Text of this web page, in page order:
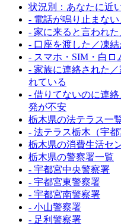
状況別：あなたに近
- 電話が鳴り止まな
- 家に来ると言われ
- 口座を渡した／凍
- スマホ・SIM・白ロ
- 家族に連絡された
れている
- 借りてないのに連
発が不安
栃木県の法テラス一
- 法テラス栃木（宇
栃木県の消費生活セ
栃木県の警察署一覧
- 宇都宮中央警察署
- 宇都宮東警察署
- 宇都宮南警察署
- 小山警察署
- 足利警察署